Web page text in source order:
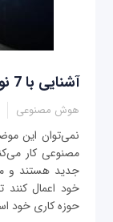
آشنایی با 7 نوع هوش مصنوعی پرکاربرد
هوش مصنوعی
نمی‌توان این
مصنوعی کار
جدید هستند و
خود اعمال کنند
حوزه کاری خود